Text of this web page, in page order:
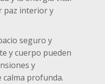
paz interior y
seguro y
y cuerpo pueden
y
profunda.